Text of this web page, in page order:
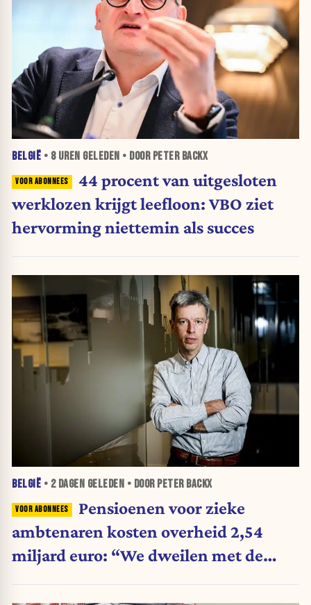
BELGIË • 8 UREN GELEDEN • DOOR PETER BACKX
44 procent van uitgesloten
werklozen krijgt leefloon: VBO ziet
hervorming niettemin als succes
BELGIË • 2 DAGEN GELEDEN • DOOR PETER BACKX
Pensioenen voor zieke
ambtenaren kosten overheid 2,54
miljard euro: “We dweilen met de